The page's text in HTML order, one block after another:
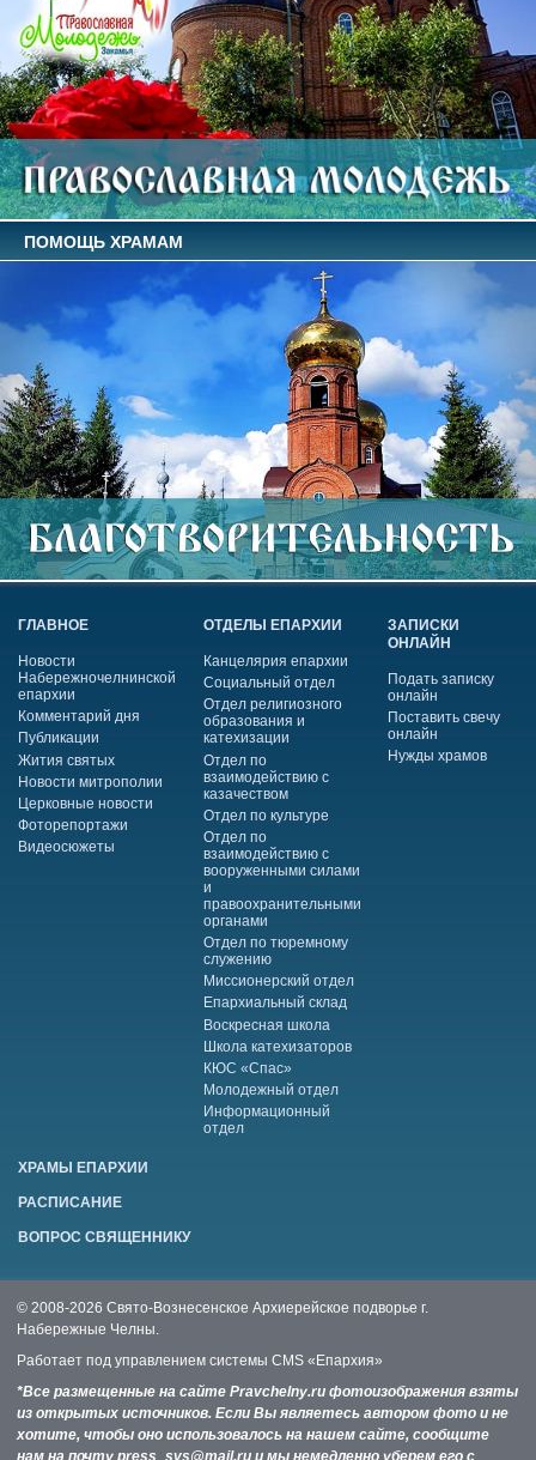
ПОМОЩЬ ХРАМАМ
ГЛАВНОЕ
Новости
Набережночелнинской
епархии
Комментарий дня
Публикации
Жития святых
Новости митрополии
Церковные новости
Фоторепортажи
Видеосюжеты
ОТДЕЛЫ ЕПАРХИИ
Канцелярия епархии
Социальный отдел
Отдел религиозного
образования и
катехизации
Отдел по
взаимодействию с
казачеством
Отдел по культуре
Отдел по
взаимодействию с
вооруженными силами
и
правоохранительными
органами
Отдел по тюремному
служению
Миссионерский отдел
Епархиальный склад
Воскресная школа
Школа катехизаторов
КЮС «Спас»
Молодежный отдел
Информационный
отдел
ЗАПИСКИ
ОНЛАЙН
Подать записку
онлайн
Поставить свечу
онлайн
Нужды храмов
ХРАМЫ ЕПАРХИИ
РАСПИСАНИЕ
ВОПРОС СВЯЩЕННИКУ
© 2008-2026 Свято-Вознесенское Архиерейское подворье г.
Набережные Челны.
Работает под управлением системы CMS «Епархия»
*Все размещенные на сайте Pravchelny.ru фотоизображения взяты
из открытых источников. Если Вы являетесь автором фото и не
хотите, чтобы оно использовалось на нашем сайте, сообщите
нам на почту press_svs@mail.ru и мы немедленно уберем его с